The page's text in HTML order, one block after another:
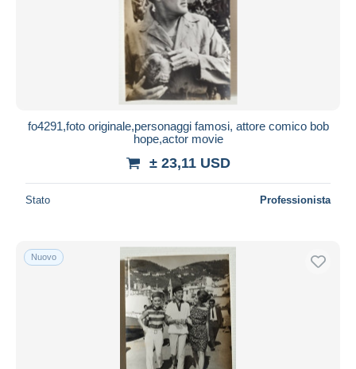
fo4291,foto originale,personaggi famosi, attore comico bob
hope,actor movie
± 23,11 USD
Stato Professionista
Nuovo